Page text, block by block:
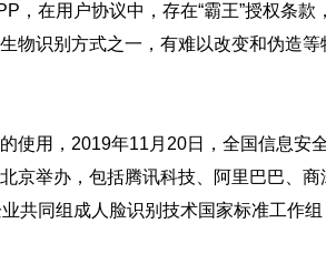
，在用户协议中，存在“霸王”授权条款
物识别方式之一，有难以改变和伪造
用，2019年11月20日，全国信息安
京举办，包括腾讯科技、阿里巴巴、
共同组成人脸识别技术国家标准工作